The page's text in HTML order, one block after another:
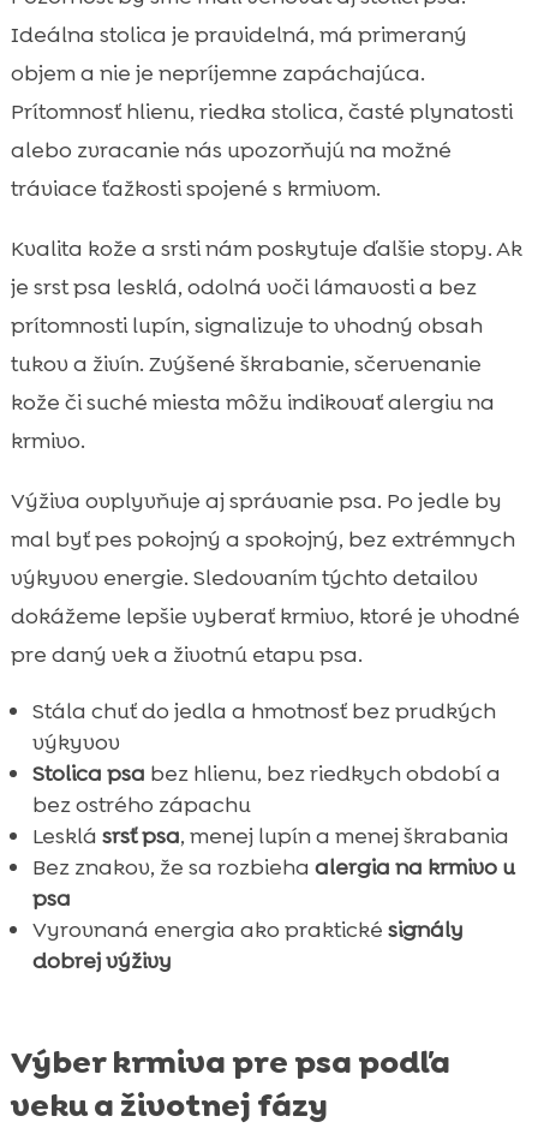
Ideálna stolica je pravidelná, má primeraný
objem a nie je nepríjemne zapáchajúca.
Prítomnosť hlienu, riedka stolica, časté plynatosti
alebo zvracanie nás upozorňujú na možné
tráviace ťažkosti spojené s krmivom.
Kvalita kože a srsti nám poskytuje ďalšie stopy. Ak
je srst psa lesklá, odolná voči lámavosti a bez
prítomnosti lupín, signalizuje to vhodný obsah
tukov a živín. Zvýšené škrabanie, sčervenanie
kože či suché miesta môžu indikovať alergiu na
krmivo.
Výživa ovplyvňuje aj správanie psa. Po jedle by
mal byť pes pokojný a spokojný, bez extrémnych
výkyvov energie. Sledovaním týchto detailov
dokážeme lepšie vyberať krmivo, ktoré je vhodné
pre daný vek a životnú etapu psa.
Stála chuť do jedla a hmotnosť bez prudkých
výkyvov
Stolica psa bez hlienu, bez riedkych období a
bez ostrého zápachu
Lesklá srsť psa, menej lupín a menej škrabania
Bez znakov, že sa rozbieha alergia na krmivo u
psa
Vyrovnaná energia ako praktické signály
dobrej výživy
Výber krmiva pre psa podľa
veku a životnej fázy